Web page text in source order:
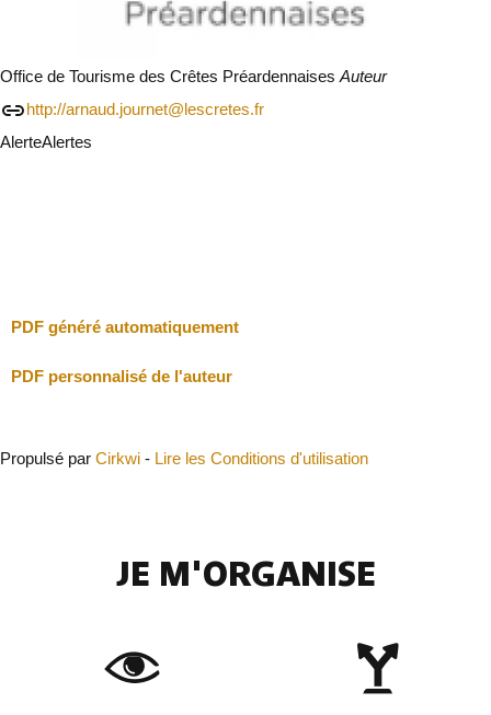
Office de Tourisme des Crêtes Préardennaises Auteur
http://arnaud.journet@lescretes.fr
AlerteAlertes
PDF généré automatiquement
PDF personnalisé de l'auteur
Propulsé par Cirkwi - Lire les Conditions d'utilisation
JE M'ORGANISE